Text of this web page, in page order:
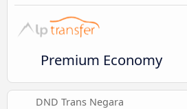
Premium Economy
DND Trans Negara